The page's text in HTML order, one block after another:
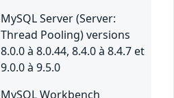
MySQL Server (Server:
Thread Pooling) versions
8.0.0 à 8.0.44, 8.4.0 à 8.4.7 et
9.0.0 à 9.5.0
MySQL Workbench